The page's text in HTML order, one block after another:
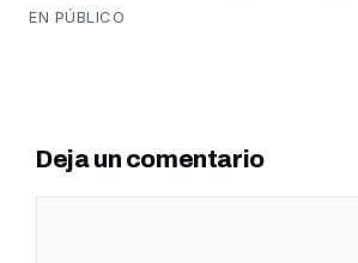
EN PÚBLICO
Deja un comentario